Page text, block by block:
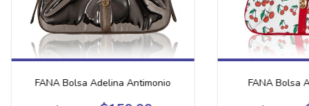
FANA Bolsa Adelina Antimonio FANA Bolsa